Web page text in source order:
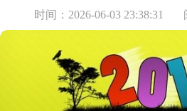
时间：2026-06-03 23:38:31